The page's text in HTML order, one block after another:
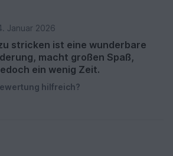
Januar 2026
stricken ist eine wunderbare
macht großen Spaß,
ein wenig Zeit.
hilfreich?